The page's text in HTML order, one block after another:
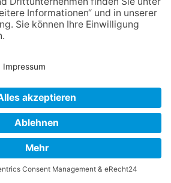
beginnen im Forstamt Königstein
an wichtigen Waldwegen.
der Hardtbergweg im Revier
Die Arbeiten dauern je nach
Spezialmaschinen zum Einsatz, die den
Lichtraumprofil wiederherstellen.
es, die Wege für Waldbesucher wie
wieder in einen guten Zustand zu